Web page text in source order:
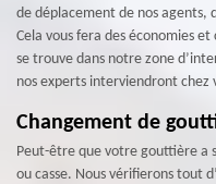
de déplacement de nos agents,
Cela vous fera des économies
se trouve dans notre zone
nos experts interviendront
Changement de
Peut-être que votre gouttière a
ou casse. Nous vérifierons tout